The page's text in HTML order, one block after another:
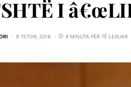
I
9 TETOR, 2018 8 MINUTA PËR TË LEXUAR